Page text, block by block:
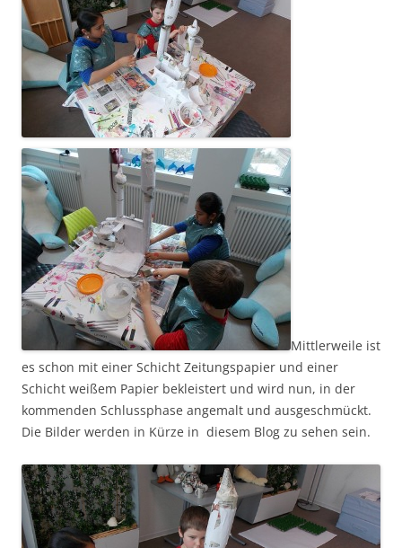
Mittlerweile ist
es schon mit einer Schicht Zeitungspapier und einer
Schicht weißem Papier bekleistert und wird nun, in der
kommenden Schlussphase angemalt und ausgeschmückt.
Die Bilder werden in Kürze in diesem Blog zu sehen sein.